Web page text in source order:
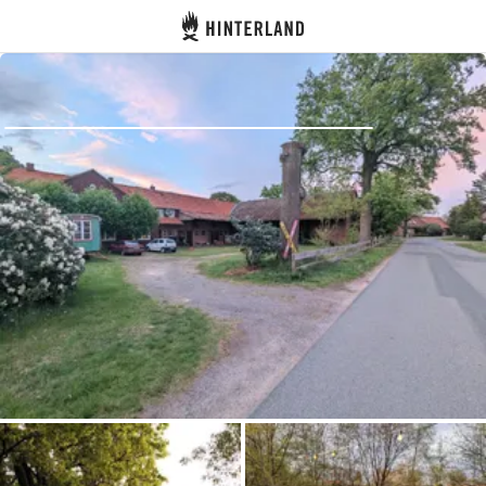
Hinterland
Iniciar sesión
Registrarse
Conviértete en anfitrión
Parcelas
Alojamientos
Rutas